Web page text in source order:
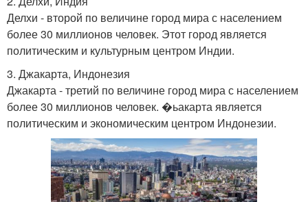
Делхи - второй по величине город мира с населением
более 30 миллионов человек. Этот город является
политическим и культурным центром Индии.
3. Джакарта, Индонезия
Джакарта - третий по величине город мира с населением
более 30 миллионов человек. �ьакарта является
политическим и экономическим центром Индонезии.